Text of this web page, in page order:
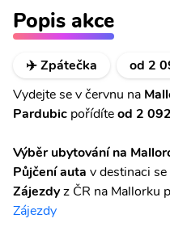
Popis akce
✈️ Zpátečka
od 2
Vydejte se v červnu na
Pardubic pořídíteod 2
Výběr ubytování na
Půjčení auta v destinaci
Zájezdyz ČR na Mallorku
Zájezdy